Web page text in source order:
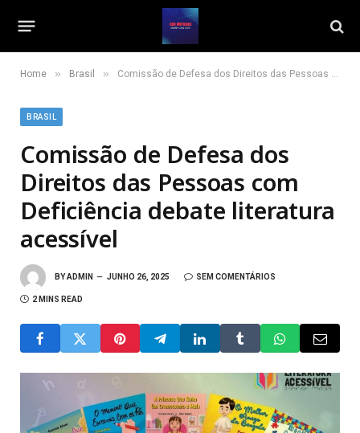
Home » Brasil » Comissão de Defesa dos Direitos das Pessoas com Deficiência debate literatura acessível
BRASIL
Comissão de Defesa dos
Direitos das Pessoas com
Deficiência debate literatura
acessível
BYADMIN JUNHO 26, 2025 SEM COMENTÁRIOS
2 MINS READ